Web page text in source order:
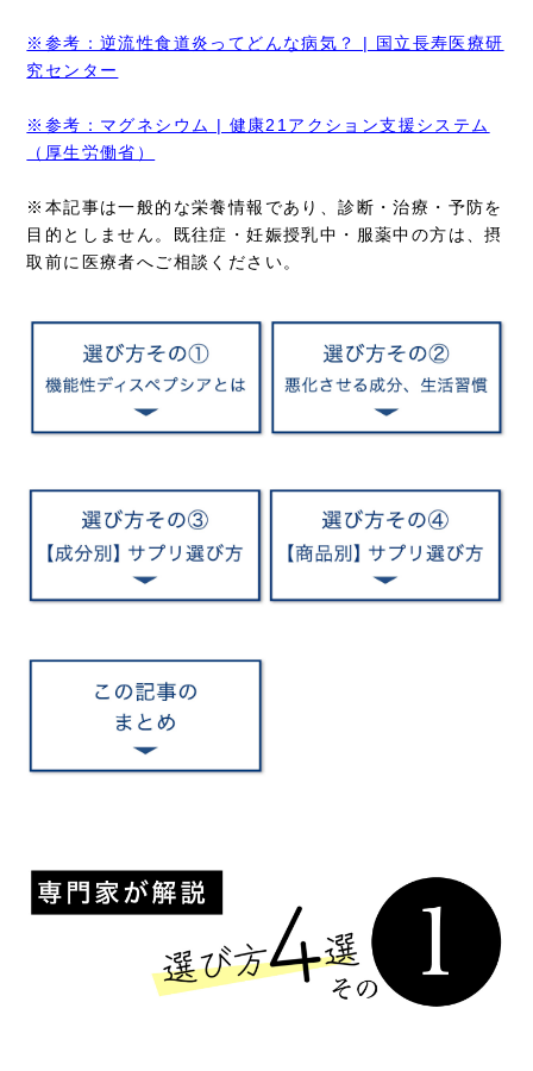
※参考：逆流性食道炎ってどんな病気？ | 国立長寿医療研
究センター
※参考：マグネシウム | 健康21アクション支援システム
（厚生労働省）
※本記事は一般的な栄養情報であり、診断・治療・予防を
目的としません。既往症・妊娠授乳中・服薬中の方は、摂
取前に医療者へご相談ください。